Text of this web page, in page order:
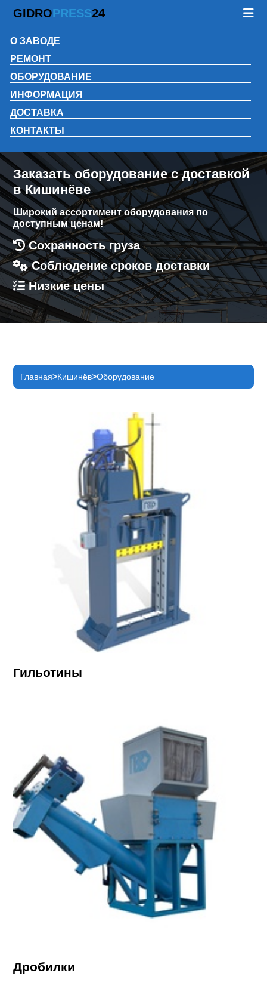
GIDROPRESS24
О ЗАВОДЕ
РЕМОНТ
ОБОРУДОВАНИЕ
ИНФОРМАЦИЯ
ДОСТАВКА
КОНТАКТЫ
Заказать оборудование с доставкой
в Кишинёве
Широкий ассортимент оборудования по
доступным ценам!
Сохранность груза
Соблюдение сроков доставки
Низкие цены
Главная Кишинёв Оборудование
Гильотины
Дробилки